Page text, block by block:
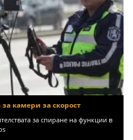
камери за скорост
за спиране на функции в